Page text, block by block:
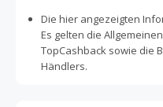
Die hier angezeigten
Es gelten die
TopCashback sowie die
Händlers.